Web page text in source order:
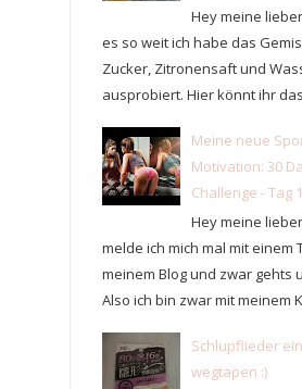
Hey meine
es so weit ich habe das
Zucker, Zitronensaft und
ausprobiert. Hier könnt ihr
Meine neue
Motivation: 30
Challenge - Tag 1
Hey meine
melde ich mich mal mit einem
meinem Blog und zwar gehts
Also ich bin zwar mit meinem
Schlupflieder
wegtapen :)